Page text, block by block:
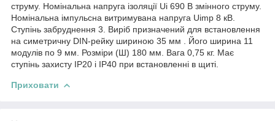
струму. Номінальна напруга ізоляції Ui 690 В змінного струму.
Номінальна імпульсна витримувана напруга Uimp 8 кВ.
Ступінь забруднення 3. Виріб призначений для встановлення
на симетричну DIN-рейку шириною 35 мм . Його ширина 11
модулів по 9 мм. Розміри (Ш) 180 мм. Вага 0,75 кг. Має
ступінь захисту IP20 і IP40 при встановленні в щиті.
Приховати